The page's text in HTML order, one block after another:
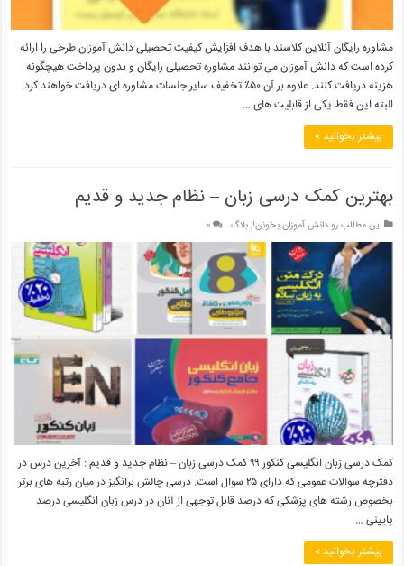
مشاوره رایگان آنلاین کلاسند با هدف افزایش کیفیت تحصیلی دانش آموزان طرحی را ارائه
کرده است که دانش آموزان می توانند مشاوره تحصیلی رایگان و بدون پرداخت هیچگونه
هزینه دریافت کنند. علاوه بر آن ۵۰٪ تخفیف سایر جلسات مشاوره ای دریافت خواهند کرد.
البته این فقط یکی از قابلیت های …
بیشتر بخوانید »
بهترین کمک درسی زبان – نظام جدید و قدیم
این مطالب رو دانش آموزان بخونن!,بلاگ ۰
کمک درسی زبان انگلیسی کنکور ۹۹ کمک درسی زبان – نظام جدید و قدیم : آخرین درس در
دفترچه سوالات عمومی که دارای ۲۵ سوال است. درسی چالش برانگیز در میان رتبه های برتر
بخصوص رشته های پزشکی که درصد قابل توجهی از آنان در درس زبان انگلیسی درصد
پایینی …
بیشتر بخوانید »